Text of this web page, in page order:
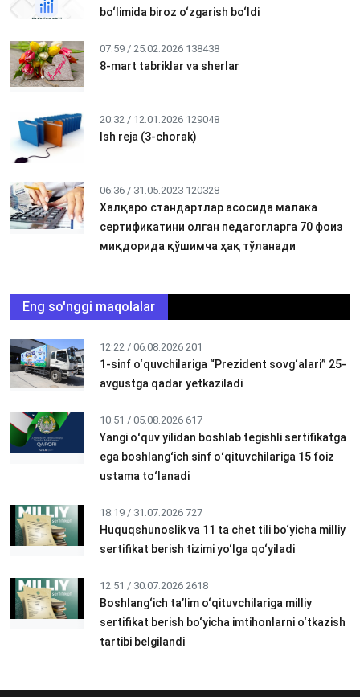
bo‘limida biroz o‘zgarish bo‘ldi
07:59 / 25.02.2026 138438
8-mart tabriklar va sherlar
20:32 / 12.01.2026 129048
Ish reja (3-chorak)
06:36 / 31.05.2023 120328
Халқаро стандартлар асосида малака
сертификатини олган педагогларга 70 фоиз
миқдорида қўшимча ҳақ тўланади
Eng so'nggi maqolalar
12:22 / 06.08.2026 201
1-sinf o‘quvchilariga “Prezident sovg‘alari” 25-
avgustga qadar yetkaziladi
10:51 / 05.08.2026 617
Yangi oʻquv yilidan boshlab tegishli sertifikatga
ega boshlangʻich sinf oʻqituvchilariga 15 foiz
ustama toʻlanadi
18:19 / 31.07.2026 727
Huquqshunoslik va 11 ta chet tili bo‘yicha milliy
sertifikat berish tizimi yo‘lga qo‘yiladi
12:51 / 30.07.2026 2618
Boshlang‘ich ta’lim o‘qituvchilariga milliy
sertifikat berish bo‘yicha imtihonlarni o‘tkazish
tartibi belgilandi